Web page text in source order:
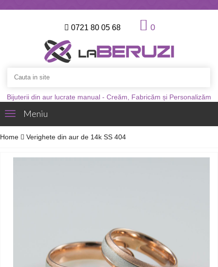
0721 80 05 68 0
Bijuterii din aur lucrate manual - Creăm, Fabricăm și Personalizăm
ToggleMeniu
Home Verighete din aur de 14k SS 404